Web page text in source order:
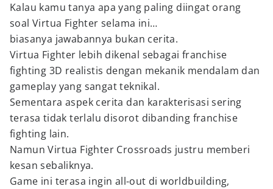
Kalau kamu tanya apa yang paling diingat orang
soal Virtua Fighter selama ini…
biasanya jawabannya bukan cerita.
Virtua Fighter lebih dikenal sebagai franchise
fighting 3D realistis dengan mekanik mendalam dan
gameplay yang sangat teknikal.
Sementara aspek cerita dan karakterisasi sering
terasa tidak terlalu disorot dibanding franchise
fighting lain.
Namun Virtua Fighter Crossroads justru memberi
kesan sebaliknya.
Game ini terasa ingin all-out di worldbuilding,